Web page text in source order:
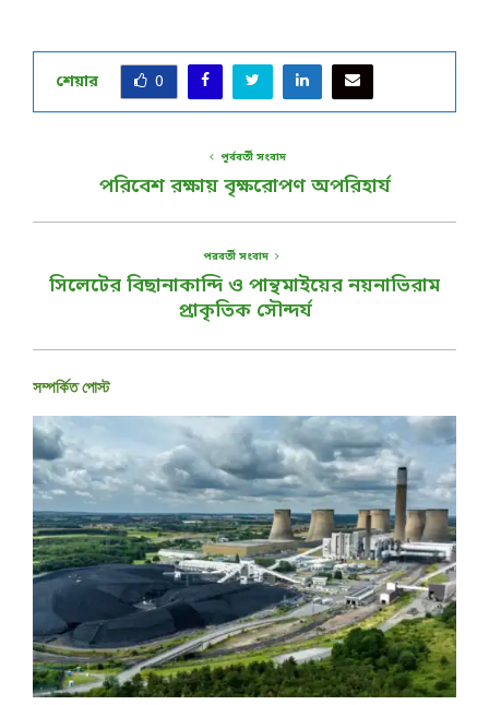
শেয়ার 0
পূর্ববর্তী সংবাদ
পরিবেশ রক্ষায় বৃক্ষরোপণ অপরিহার্য
পরবর্তী সংবাদ
সিলেটের বিছানাকান্দি ও পান্থমাইয়ের নয়নাভিরাম
প্রাকৃতিক সৌন্দর্য
সম্পর্কিত পোস্ট